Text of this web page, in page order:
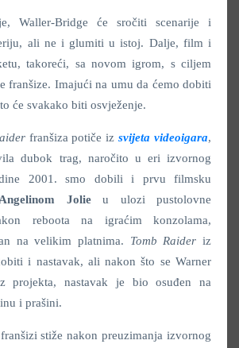
Waller-Bridge će sročiti scenarije i
ali ne i glumiti u istoj. Dalje, film i
takoreći, sa novom igrom, s ciljem
franšize. Imajući na umu da ćemo dobiti
će svakako biti osvježenje.
franšiza potiče izsvijeta videoigara,
dubok trag, naročito u eri izvornog
2001. smo dobili i prvu filmsku
Angelinom Jolie u ulozi pustolovne
reboota na igraćim konzolama,
na velikim platnima. Tomb Raideriz
i nastavak, ali nakon što se Warner
projekta, nastavak je bio osuđen na
i prašini.
stiže nakon preuzimanja izvornog